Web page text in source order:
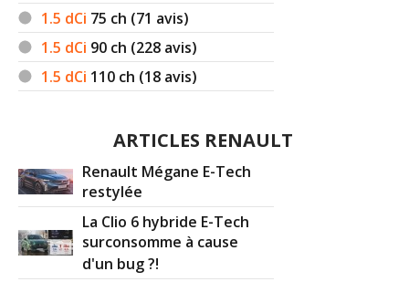
1.5 dCi 75 ch (71 avis)
1.5 dCi 90 ch (228 avis)
1.5 dCi 110 ch (18 avis)
ARTICLES RENAULT
Renault Mégane E-Tech
restylée
La Clio 6 hybride E-Tech
surconsomme à cause
d'un bug ?!